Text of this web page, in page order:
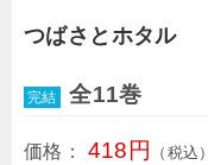
つばさとホタル
完結 全11巻
価格： 418円 （税込）